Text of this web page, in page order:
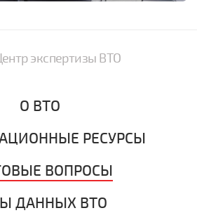
экспертизы ВТО
О ВТО
РЕСУРСЫ
ВОПРОСЫ
ДАННЫХ ВТО